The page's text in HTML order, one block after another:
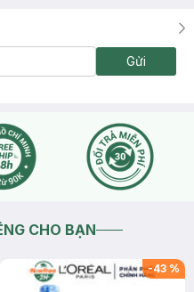
Gửi
CHO BẠN
-43 %